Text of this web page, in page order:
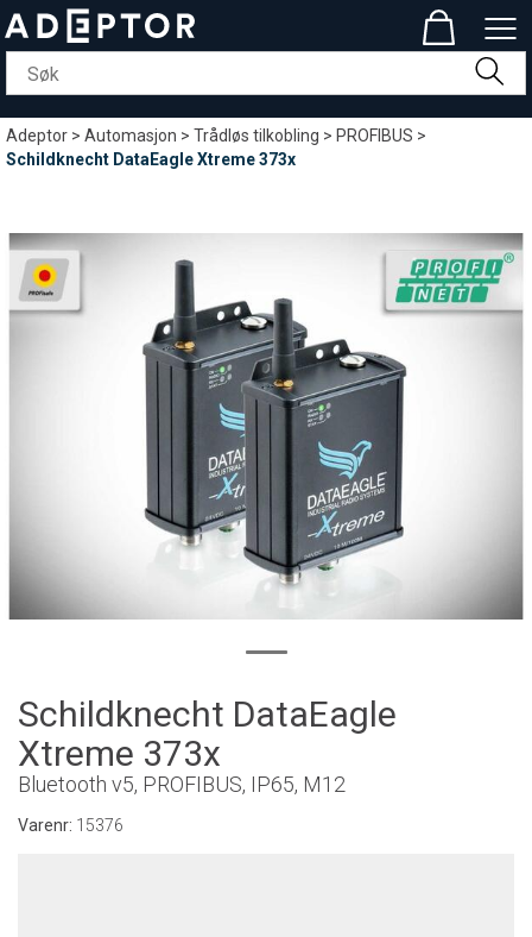
Adeptor>Automasjon>Trådløs tilkobling>PROFIBUS>
Schildknecht DataEagle Xtreme 373x
Schildknecht DataEagle
Xtreme 373x
Bluetooth v5, PROFIBUS, IP65, M12
Varenr: 15376